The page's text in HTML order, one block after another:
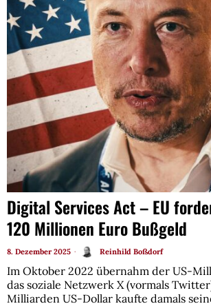
Digital Services Act – EU
120 Millionen Euro Bußgeld
8. Dezember 2025 Reinhild Boßdorf
Im Oktober 2022 übernahm der US-
das soziale Netzwerk X (vormals
Milliarden US-Dollar kaufte damals